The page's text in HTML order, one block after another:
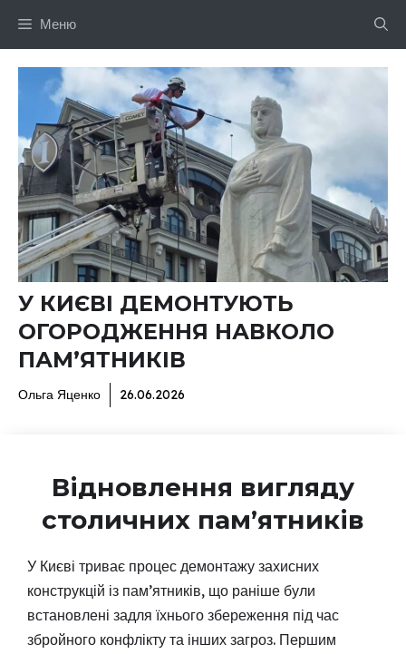
Меню
У КИЄВІ ДЕМОНТУЮТЬ
ОГОРОДЖЕННЯ НАВКОЛО
ПАМ’ЯТНИКІВ
Ольга Яценко 26.06.2026
Відновлення вигляду
столичних пам’ятників
У Києві триває процес демонтажу захисних
конструкцій із пам’ятників, що раніше були
встановлені задля їхнього збереження під час
збройного конфлікту та інших загроз. Першим